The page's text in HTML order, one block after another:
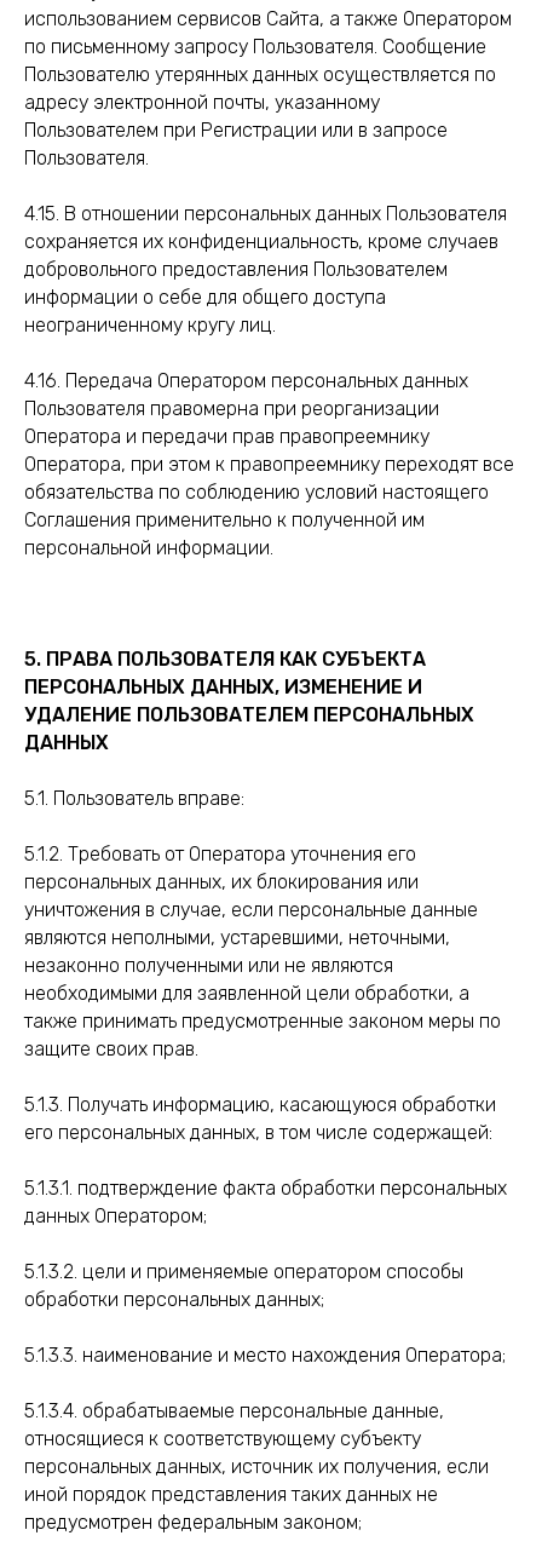
использованием сервисов Сайта, а также Оператором
по письменному запросу Пользователя. Сообщение
Пользователю утерянных данных осуществляется по
адресу электронной почты, указанному
Пользователем при Регистрации или в запросе
Пользователя.
4.15. В отношении персональных данных Пользователя
сохраняется их конфиденциальность, кроме случаев
добровольного предоставления Пользователем
информации о себе для общего доступа
неограниченному кругу лиц.
4.16. Передача Оператором персональных данных
Пользователя правомерна при реорганизации
Оператора и передачи прав правопреемнику
Оператора, при этом к правопреемнику переходят все
обязательства по соблюдению условий настоящего
Соглашения применительно к полученной им
персональной информации.
5. ПРАВА ПОЛЬЗОВАТЕЛЯ КАК СУБЪЕКТА
ПЕРСОНАЛЬНЫХ ДАННЫХ, ИЗМЕНЕНИЕ И
УДАЛЕНИЕ ПОЛЬЗОВАТЕЛЕМ ПЕРСОНАЛЬНЫХ
ДАННЫХ
5.1. Пользователь вправе:
5.1.2. Требовать от Оператора уточнения его
персональных данных, их блокирования или
уничтожения в случае, если персональные данные
являются неполными, устаревшими, неточными,
незаконно полученными или не являются
необходимыми для заявленной цели обработки, а
также принимать предусмотренные законом меры по
защите своих прав.
5.1.3. Получать информацию, касающуюся обработки
его персональных данных, в том числе содержащей:
5.1.3.1. подтверждение факта обработки персональных
данных Оператором;
5.1.3.2. цели и применяемые оператором способы
обработки персональных данных;
5.1.3.3. наименование и место нахождения Оператора;
5.1.3.4. обрабатываемые персональные данные,
относящиеся к соответствующему субъекту
персональных данных, источник их получения, если
иной порядок представления таких данных не
предусмотрен федеральным законом;